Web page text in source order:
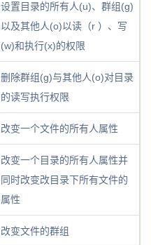
设置目录的所有人(u)、群组(g)
以及其他人(o)以读（r ）、写
(w)和执行(x)的权限
删除群组(g)与其他人(o)对目录
的读写执行权限
改变一个文件的所有人属性
改变一个目录的所有人属性并
同时改变改目录下所有文件的
属性
改变文件的群组